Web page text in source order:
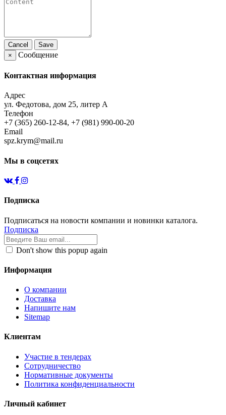
Cancel
Save
×
Сообщение
Контактная информация
Адрес
ул. Федотова, дом 25, литер А
Телефон
+7 (365) 260-12-84, +7 (981) 990-00-20
Email
spz.krym@mail.ru
Мы в соцсетях
Подписка
Подписаться на новости компании и новинки каталога.
Подписка
Don't show this popup again
Информация
О компании
Доставка
Напишите нам
Sitemap
Клиентам
Участие в тендерах
Сотрудничество
Нормативные документы
Политика конфиденциальности
Личный кабинет